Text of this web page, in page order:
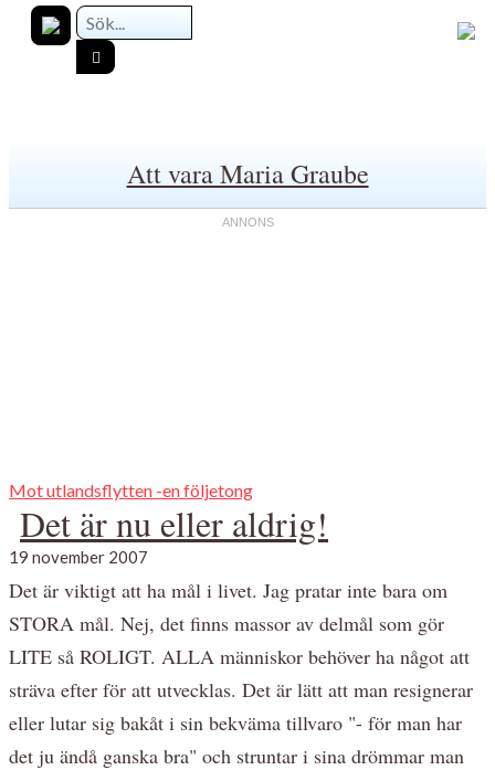
Att vara Maria Graube
Mot utlandsflytten -en följetong
Det är nu eller aldrig!
19 november 2007
Det är viktigt att ha mål i livet. Jag pratar inte bara om
STORA mål. Nej, det finns massor av delmål som gör
LITE så ROLIGT. ALLA människor behöver ha något att
sträva efter för att utvecklas. Det är lätt att man resignerar
eller lutar sig bakåt i sin bekväma tillvaro "- för man har
det ju ändå ganska bra" och struntar i sina drömmar man